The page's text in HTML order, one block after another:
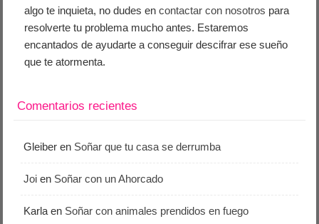
algo te inquieta, no dudes encontactar con nosotros para
resolverte tu problema mucho antes. Estaremos
encantados de ayudarte a conseguir descifrar ese sueño
que te atormenta.
Comentarios recientes
Gleiber en Soñar que tu casa se derrumba
Joi en Soñar con un Ahorcado
Karla en Soñar con animales prendidos en fuego